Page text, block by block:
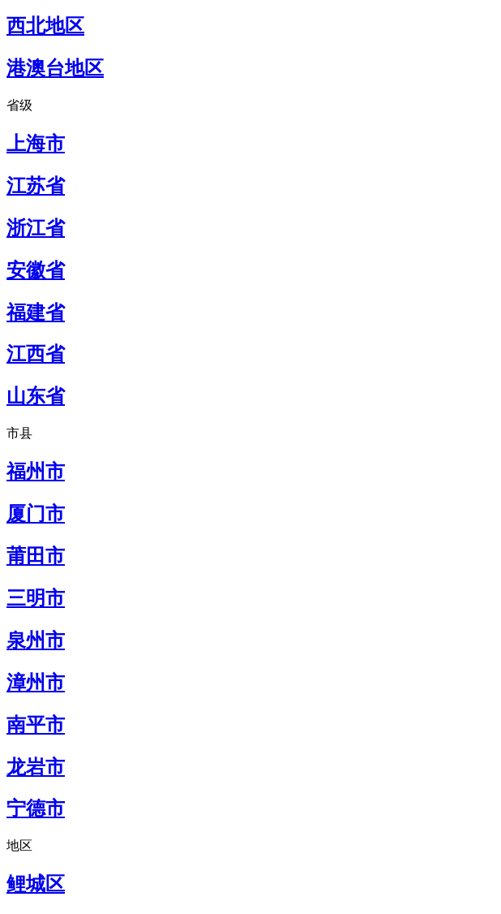
西北地区
港澳台地区
省级
上海市
江苏省
浙江省
安徽省
福建省
江西省
山东省
市县
福州市
厦门市
莆田市
三明市
泉州市
漳州市
南平市
龙岩市
宁德市
地区
鲤城区